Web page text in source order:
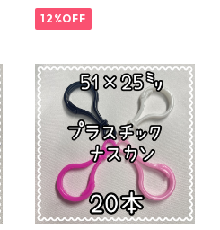
12%OFF